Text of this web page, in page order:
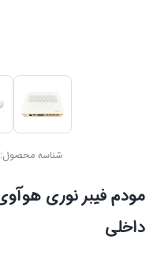
شناسه محصول:
داخلی